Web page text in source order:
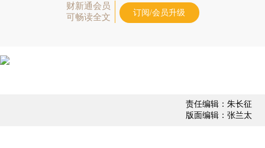
财新通会员
可畅读全文
订阅/会员升级
责任编辑：朱长征
版面编辑：张兰太